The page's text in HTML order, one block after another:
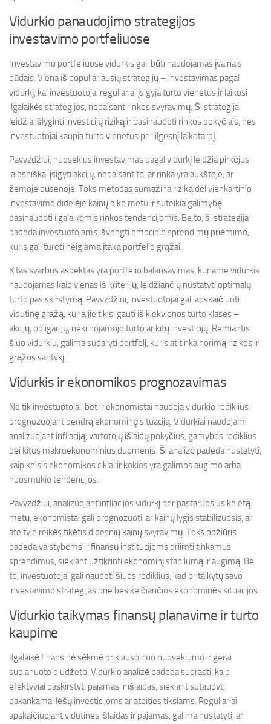
Vidurkio panaudojimo strategijos
investavimo portfeliuose
Investavimo portfeliuose vidurkis gali būti naudojamas įvairiais
būdais. Viena iš populiariausių strategijų – investavimas pagal
vidurkį, kai investuotojai reguliariai įsigyja turto vienetus ir laikosi
ilgalaikės strategijos, nepaisant rinkos svyravimų. Ši strategija
leidžia išlyginti investicijų riziką ir pasinaudoti rinkos pokyčiais, nes
investuotojai kaupia turto vienetus per ilgesnį laikotarpį.
Pavyzdžiui, nuoseklus investavimas pagal vidurkį leidžia pirkėjus
laipsniškai įsigyti akcijų, nepaisant to, ar rinka yra aukštoje, ar
žemoje būsenoje. Toks metodas sumažina riziką dėl vienkartinio
investavimo didelėje kainų piko metu ir suteikia galimybę
pasinaudoti ilgalaikėmis rinkos tendencijomis. Be to, ši strategija
padeda investuotojams išvengti emocinio sprendimų priėmimo,
kuris gali turėti neigiamą įtaką portfelio grąžai.
Kitas svarbus aspektas yra portfelio balansavimas, kuriame vidurkis
naudojamas kaip vienas iš kriterijų, leidžiančių nustatyti optimalų
turto pasiskirstymą. Pavyzdžiui, investuotojai gali apskaičiuoti
vidutinę grąžą, kurią jie tikisi gauti iš kiekvienos turto klasės –
akcijų, obligacijų, nekilnojamojo turto ar kitų investicijų. Remiantis
šiuo vidurkiu, galima sudaryti portfelį, kuris atitinka norimą rizikos ir
grąžos santykį.
Vidurkis ir ekonomikos prognozavimas
Ne tik investuotojai, bet ir ekonomistai naudoja vidurkio rodiklius
prognozuojant bendrą ekonominę situaciją. Vidurkiai naudojami
analizuojant infliaciją, vartotojų išlaidų pokyčius, gamybos rodiklius
bei kitus makroekonominius duomenis. Ši analizė padeda nustatyti,
kaip keisis ekonomikos ciklai ir kokios yra galimos augimo arba
nuosmukio tendencijos.
Pavyzdžiui, analizuojant infliacijos vidurkį per pastaruosius keletą
metų, ekonomistai gali prognozuoti, ar kainų lygis stabilizuosis, ar
ateityje reikės tikėtis didesnių kainų svyravimų. Toks požiūris
padeda valstybėms ir finansų institucijoms priimti tinkamus
sprendimus, siekiant užtikrinti ekonominį stabilumą ir augimą. Be
to, investuotojai gali naudoti šiuos rodiklius, kad pritaikytų savo
investavimo strategijas prie besikeičiančios ekonominės situacijos.
Vidurkio taikymas finansų planavime ir turto
kaupime
Ilgalaikė finansinė sėkmė priklauso nuo nuoseklumo ir gerai
suplanuoto biudžeto. Vidurkio analizė padeda suprasti, kaip
efektyviai paskirstyti pajamas ir išlaidas, siekiant sutaupyti
pakankamai lėšų investicijoms ar ateities tikslams. Reguliariai
apskaičiuojant vidutines išlaidas ir pajamas, galima nustatyti, ar